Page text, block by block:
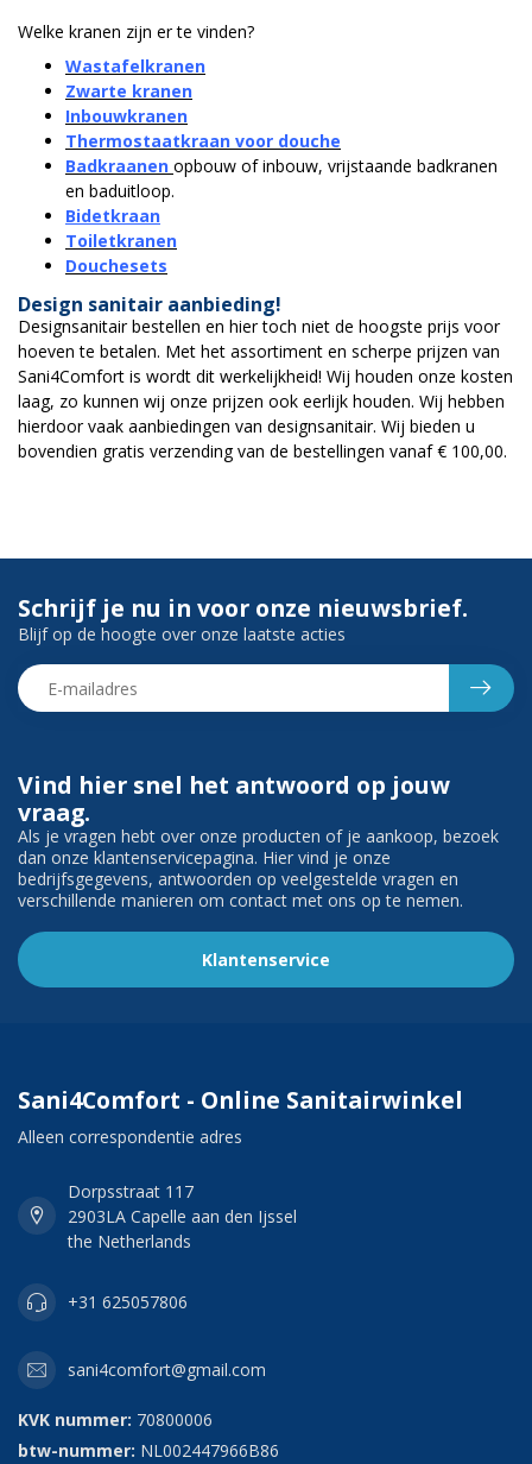
Welke kranen zijn er te vinden?
Wastafelkranen
Zwarte kranen
Inbouwkranen
Thermostaatkraan voor douche
Badkraanen opbouw of inbouw, vrijstaande badkranen
en baduitloop.
Bidetkraan
Toiletkranen
Douchesets
Design sanitair aanbieding!
Designsanitair bestellen en hier toch niet de hoogste prijs voor
hoeven te betalen. Met het assortiment en scherpe prijzen van
Sani4Comfort is wordt dit werkelijkheid! Wij houden onze kosten
laag, zo kunnen wij onze prijzen ook eerlijk houden. Wij hebben
hierdoor vaak aanbiedingen van designsanitair. Wij bieden u
bovendien gratis verzending van de bestellingen vanaf € 100,00.
Vind hier snel het antwoord op jouw
vraag.
Als je vragen hebt over onze producten of je aankoop, bezoek
dan onze klantenservicepagina. Hier vind je onze
bedrijfsgegevens, antwoorden op veelgestelde vragen en
verschillende manieren om contact met ons op te nemen.
Klantenservice
Schrijf je nu in voor onze nieuwsbrief.
Blijf op de hoogte over onze laatste acties
Sani4Comfort - Online Sanitairwinkel
Alleen correspondentie adres
Dorpsstraat 117
2903LA Capelle aan den Ijssel
the Netherlands
+31 625057806
sani4comfort@gmail.com
KVK nummer: 70800006
btw-nummer: NL002447966B86